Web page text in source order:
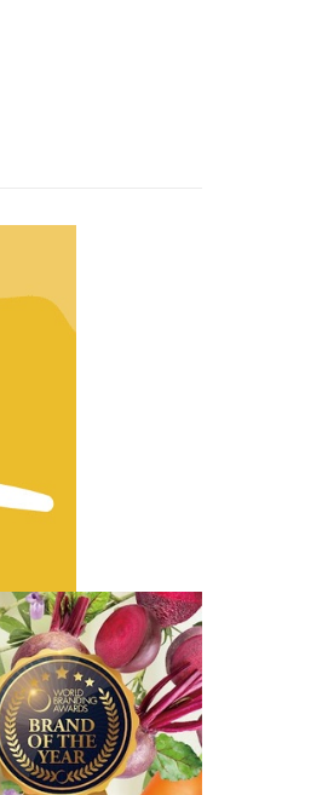
帳頁面顯示為準，若有關於
，請聯繫「AFTEE先享後
先享後付」服務完成之
並將交易相關給付款項請
護人之同意方可使用
損失，本公司不負相關責
號之用戶狀況，依本公司
之情形，本公司將視審查
使用額度並採取法律行